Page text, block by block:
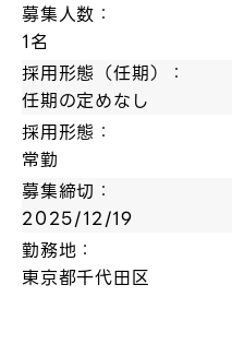
募集人数：
1名
採用形態（任期）：
任期の定めなし
採用形態：
常勤
募集締切：
2025/12/19
勤務地：
東京都千代田区